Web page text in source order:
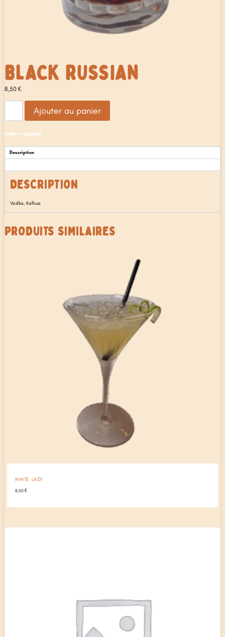
BLACK RUSSIAN
8,50 €
Black
Ajouter au panier
Catégorie : Nouveauté
Description
DESCRIPTION
Vodka, Kalhua
PRODUITS SIMILAIRES
WHITE LADY
8,50 €